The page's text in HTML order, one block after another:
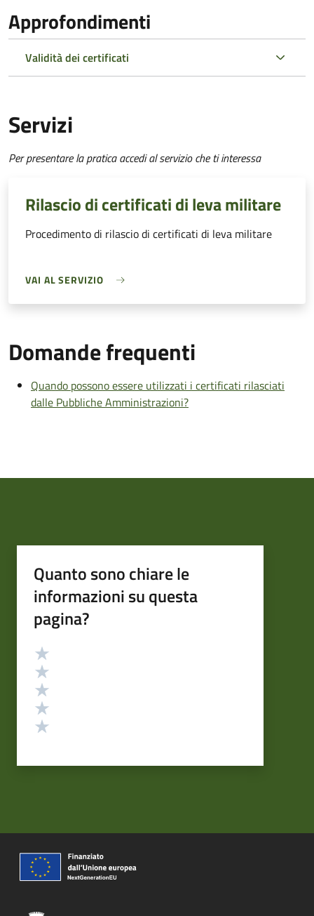
Approfondimenti
Validità dei certificati
Servizi
Per presentare la pratica accedi al servizio che ti interessa
Rilascio di certificati di leva militare
Procedimento di rilascio di certificati di leva militare
VAI AL SERVIZIO
Domande frequenti
Quando possono essere utilizzati i certificati rilasciati
dalle Pubbliche Amministrazioni?
Quanto sono chiare le
informazioni su questa
pagina?
Valutazione